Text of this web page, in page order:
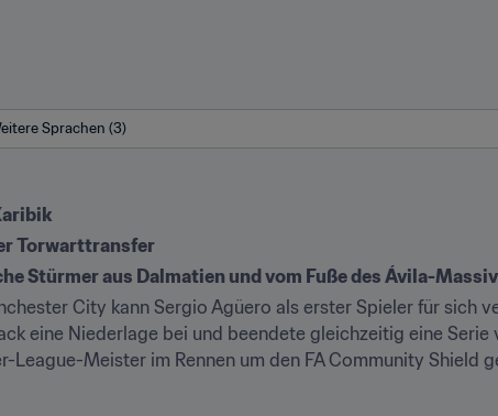
Sprachen (3)
Torwarttransfer
Stürmer aus Dalmatien und vom Fuße des Ávila-
City kann Sergio Agüero als erster Spieler für sich
eine Niederlage bei und beendete gleichzeitig eine Serie
League-Meister im Rennen um den FA Community Shield